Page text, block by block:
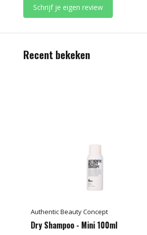
Schrijf je eigen review
Recent bekeken
Authentic Beauty Concept
Dry Shampoo - Mini 100ml